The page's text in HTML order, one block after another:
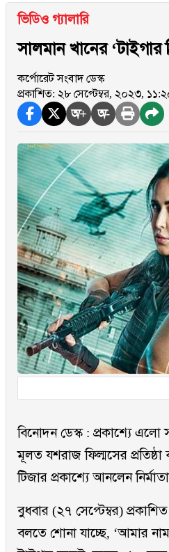
ভিডিও গ্যালারি
সালমান খানের ‘টাইগার
কর্পোরেট সংবাদ ডেস্ক
প্রকাশিত: ২৮ সেপ্টেম্বর, ২০২৩,
অ+ অ-
বিনোদন ডেস্ক : প্রকাশ্যে এলো
মূলত যশরাজ ফিল্মসের প্রতিষ্ঠা
টিজার প্রকাশ্যে আনলেন
বুধবার (২৭ সেপ্টেম্বর)
বলতে শোনা যাচ্ছে, ‘আমার